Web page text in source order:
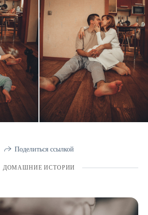
Поделиться ссылкой
ДОМАШНИЕ ИСТОРИИ